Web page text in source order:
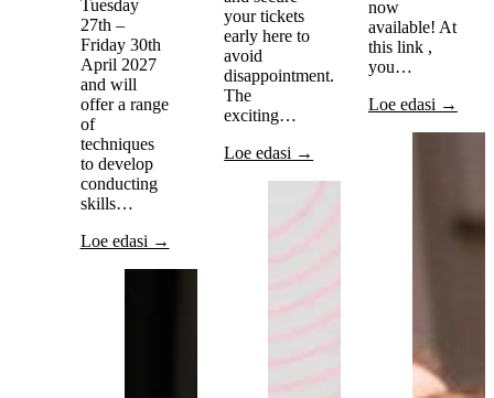
Tuesday
27th –
Friday 30th
April 2027
and will
offer a range
of
techniques
to develop
conducting
skills…
Loe edasi →
your tickets
early here to
avoid
disappointment.
The
exciting…
Loe edasi →
now
available! At
this link ,
you…
Loe edasi →